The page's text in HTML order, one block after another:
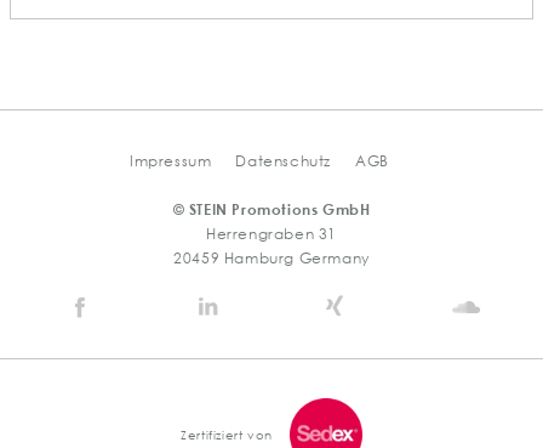
Impressum Datenschutz AGB
© STEIN Promotions GmbH
Herrengraben 31
20459 Hamburg Germany
@
@
@
Stein
@
Zertifiziert von